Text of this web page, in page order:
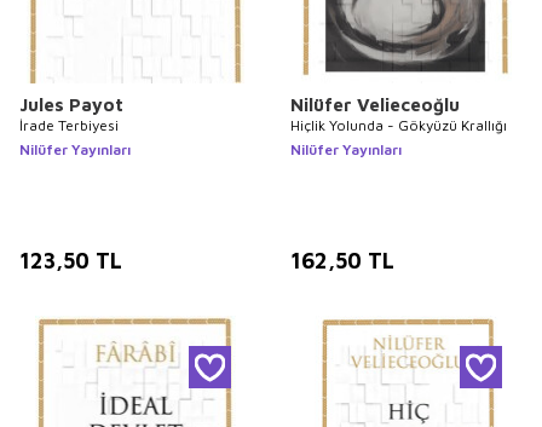
Jules Payot
İrade Terbiyesi
Nilüfer Yayınları
123,50 TL
Nilüfer Velieceoğlu
Hiçlik Yolunda - Gökyüzü Krallığı
Nilüfer Yayınları
162,50 TL